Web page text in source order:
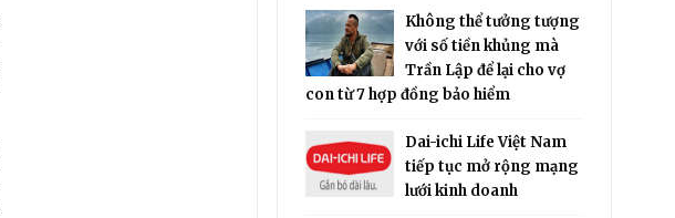
Không thể tưởng tượng
với số tiền khủng mà
Trần Lập để lại cho vợ
con từ 7 hợp đồng bảo hiểm
Dai-ichi Life Việt Nam
tiếp tục mở rộng mạng
lưới kinh doanh